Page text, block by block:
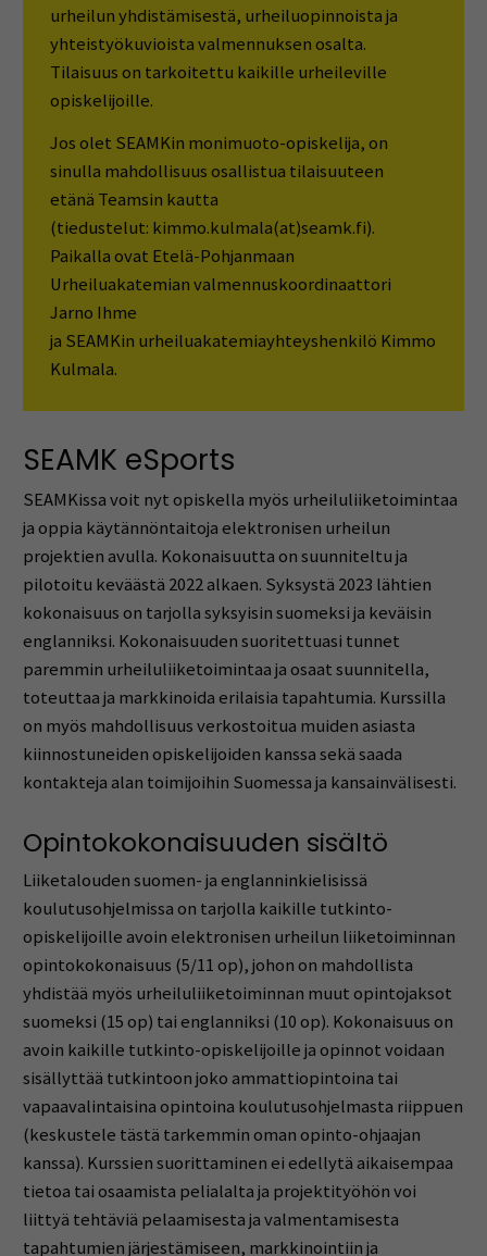
urheilun yhdistämisestä, urheiluopinnoista ja
yhteistyökuvioista valmennuksen osalta.
Tilaisuus on tarkoitettu kaikille urheileville
opiskelijoille.
Jos olet SEAMKin monimuoto-opiskelija, on
sinulla mahdollisuus osallistua tilaisuuteen
etänä Teamsin kautta
(tiedustelut: kimmo.kulmala(at)seamk.fi).
Paikalla ovat Etelä-Pohjanmaan
Urheiluakatemian valmennuskoordinaattori
Jarno Ihme
ja SEAMKin urheiluakatemiayhteyshenkilö Kimmo
Kulmala.
SEAMK eSports
SEAMKissa voit nyt opiskella myös urheiluliiketoimintaa
ja oppia käytännöntaitoja elektronisen urheilun
projektien avulla. Kokonaisuutta on suunniteltu ja
pilotoitu keväästä 2022 alkaen. Syksystä 2023 lähtien
kokonaisuus on tarjolla syksyisin suomeksi ja keväisin
englanniksi. Kokonaisuuden suoritettuasi tunnet
paremmin urheiluliiketoimintaa ja osaat suunnitella,
toteuttaa ja markkinoida erilaisia tapahtumia. Kurssilla
on myös mahdollisuus verkostoitua muiden asiasta
kiinnostuneiden opiskelijoiden kanssa sekä saada
kontakteja alan toimijoihin Suomessa ja kansainvälisesti.
Opintokokonaisuuden sisältö
Liiketalouden suomen- ja englanninkielisissä
koulutusohjelmissa on tarjolla kaikille tutkinto-
opiskelijoille avoin elektronisen urheilun liiketoiminnan
opintokokonaisuus (5/11 op), johon on mahdollista
yhdistää myös urheiluliiketoiminnan muut opintojaksot
suomeksi (15 op) tai englanniksi (10 op). Kokonaisuus on
avoin kaikille tutkinto-opiskelijoille ja opinnot voidaan
sisällyttää tutkintoon joko ammattiopintoina tai
vapaavalintaisina opintoina koulutusohjelmasta riippuen
(keskustele tästä tarkemmin oman opinto-ohjaajan
kanssa). Kurssien suorittaminen ei edellytä aikaisempaa
tietoa tai osaamista pelialalta ja projektityöhön voi
liittyä tehtäviä pelaamisesta ja valmentamisesta
tapahtumien järjestämiseen, markkinointiin ja